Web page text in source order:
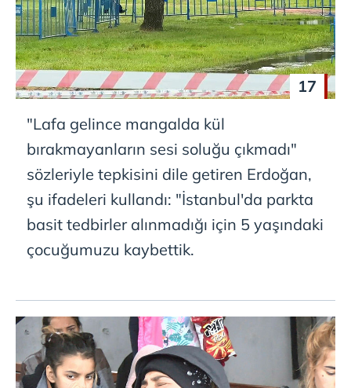
17
"Lafa gelince mangalda kül
bırakmayanların sesi soluğu çıkmadı"
sözleriyle tepkisini dile getiren Erdoğan,
şu ifadeleri kullandı: "İstanbul'da parkta
basit tedbirler alınmadığı için 5 yaşındaki
çocuğumuzu kaybettik.